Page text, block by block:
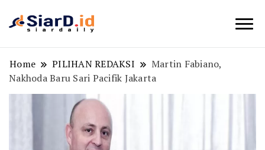
Home PILIHAN REDAKSI
Martin Fabiano,
Nakhoda Baru Sari Pacifik Jakarta